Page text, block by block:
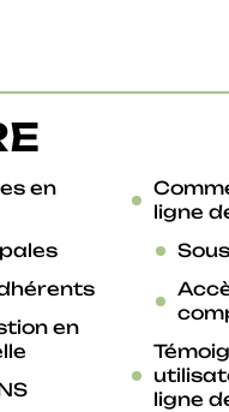
en
en
ligne
ligne